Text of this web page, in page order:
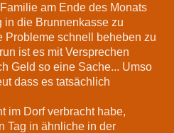
am Ende des Monats
in die Brunnenkasse zu
Probleme schnell beheben zu
ist es mit Versprechen
Geld so eine Sache... Umso
dass es tatsächlich
im Dorf verbracht habe,
Tag in ähnliche in der